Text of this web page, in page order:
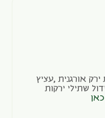
אורגנית ,עציץ
שתילי ירקות